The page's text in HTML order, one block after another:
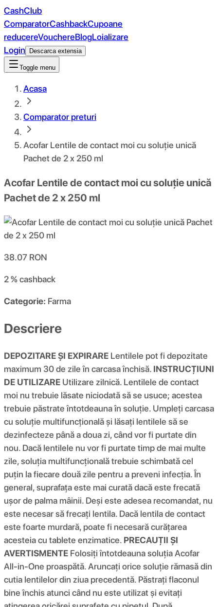
CashClub
ComparatorCashbackCupoane
reducereVouchereBlogLoializare
Login
Descarca extensia
Toggle menu
Acasa
Comparator preturi
Acofar Lentile de contact moi cu soluție unică
Pachet de 2 x 250 ml
Acofar Lentile de contact moi cu soluție unică
Pachet de 2 x 250 ml
38.07 RON
2 %cashback
Categorie: Farma
Descriere
DEPOZITARE ȘI EXPIRARE Lentilele pot fi depozitate
maximum 30 de zile în carcasa închisă. INSTRUCȚIUNI
DE UTILIZARE Utilizare zilnică. Lentilele de contact
moi nu trebuie lăsate niciodată să se usuce; acestea
trebuie păstrate întotdeauna în soluție. Umpleți carcasa
cu soluție multifuncțională și lăsați lentilele să se
dezinfecteze până a doua zi, când vor fi purtate din
nou. Dacă lentilele nu vor fi purtate timp de mai multe
zile, soluția multifuncțională trebuie schimbată cel
puțin la fiecare două zile pentru a preveni infecția. În
general, suprafața este mai curată dacă este frecată
ușor de palma mâinii. Deși este adesea recomandat, nu
este necesar să frecați lentila. Dacă lentila de contact
este foarte murdară, poate fi necesară curățarea
acesteia cu tablete enzimatice. PRECAUȚII ȘI
AVERTISMENTE Folosiți întotdeauna soluția Acofar
All-in-One proaspătă. Aruncați orice soluție rămasă din
cutia lentilelor din ziua precedentă. Păstrați flaconul
bine închis atunci când nu este utilizat și evitați